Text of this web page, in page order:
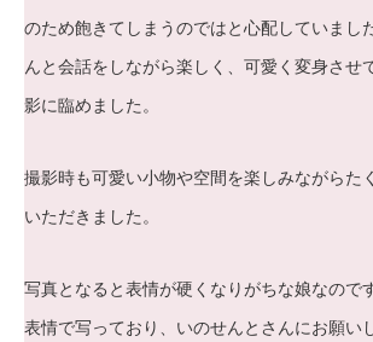
のため飽きてしまうのではと心配していまし
んと会話をしながら楽しく、可愛く変身させ
影に臨めました。
撮影時も可愛い小物や空間を楽しみながらた
いただきました。
写真となると表情が硬くなりがちな娘なので
表情で写っており、いのせんとさんにお願い